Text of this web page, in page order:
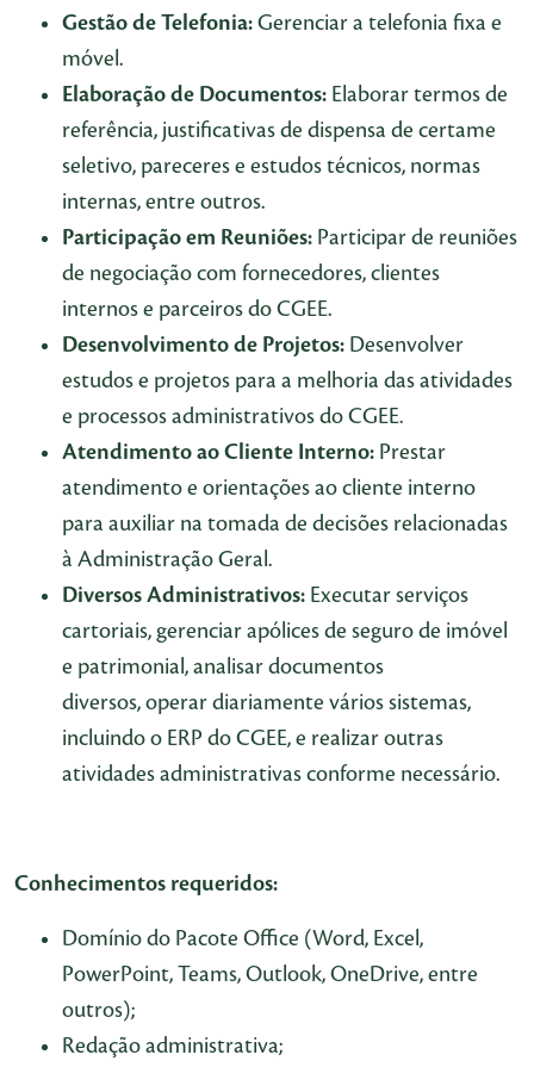
Gestão de Telefonia: Gerenciar a telefonia fixa e
móvel.
Elaboração de Documentos: Elaborar termos de
referência, justificativas de dispensa de certame
seletivo, pareceres e estudos técnicos, normas
internas, entre outros.
Participação em Reuniões: Participar de reuniões
de negociação com fornecedores, clientes
internos e parceiros do CGEE.
Desenvolvimento de Projetos: Desenvolver
estudos e projetos para a melhoria das atividades
e processos administrativos do CGEE.
Atendimento ao Cliente Interno: Prestar
atendimento e orientações ao cliente interno
para auxiliar na tomada de decisões relacionadas
à Administração Geral.
Diversos Administrativos: Executar serviços
cartoriais, gerenciar apólices de seguro de imóvel
e patrimonial, analisar documentos
diversos, operar diariamente vários sistemas,
incluindo o ERP do CGEE, e realizar outras
atividades administrativas conforme necessário.
Conhecimentos requeridos:
Domínio do Pacote Office (Word, Excel,
PowerPoint, Teams, Outlook, OneDrive, entre
outros);
Redação administrativa;